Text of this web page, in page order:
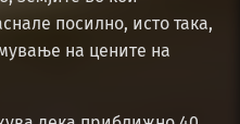
посилно, исто така,
на цените на